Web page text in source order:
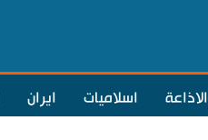
اسلاميات ايران